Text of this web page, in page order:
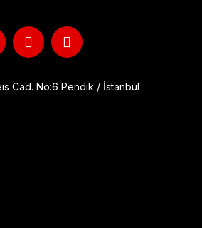
Cad. No:6 Pendik / İstanbul